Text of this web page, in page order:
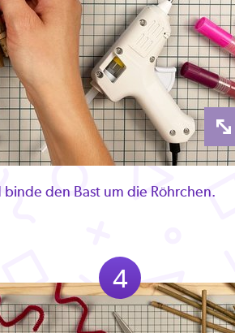
den Bast um die Röhrchen.
4